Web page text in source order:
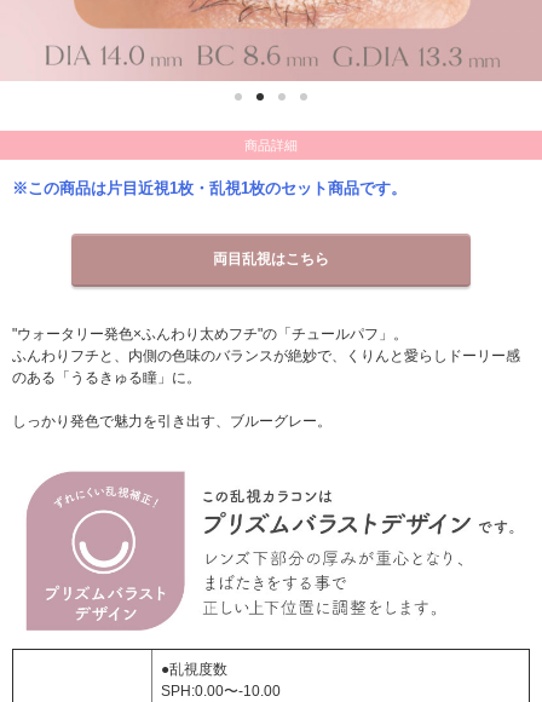
商品詳細
※この商品は片目近視1枚・乱視1枚のセット商品です。
両目乱視はこちら
"ウォータリー発色×ふんわり太めフチ"の「チュールパフ」。
ふんわりフチと、内側の色味のバランスが絶妙で、くりんと愛らしドーリー感
のある「うるきゅる瞳」に。
しっかり発色で魅力を引き出す、ブルーグレー。
●乱視度数
SPH:0.00〜-10.00